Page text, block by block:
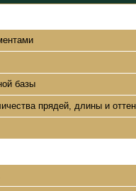
базы
прядей, длины и